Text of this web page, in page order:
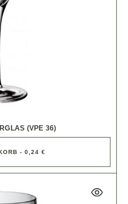
(VPE 36)
- 0,24 €